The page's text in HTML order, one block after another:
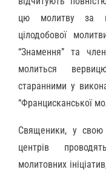
цю молитву за
цілодобової
“Знамення” та
молиться
старанними у
“Францисканської
Священики, у свою
центрів
молитовних